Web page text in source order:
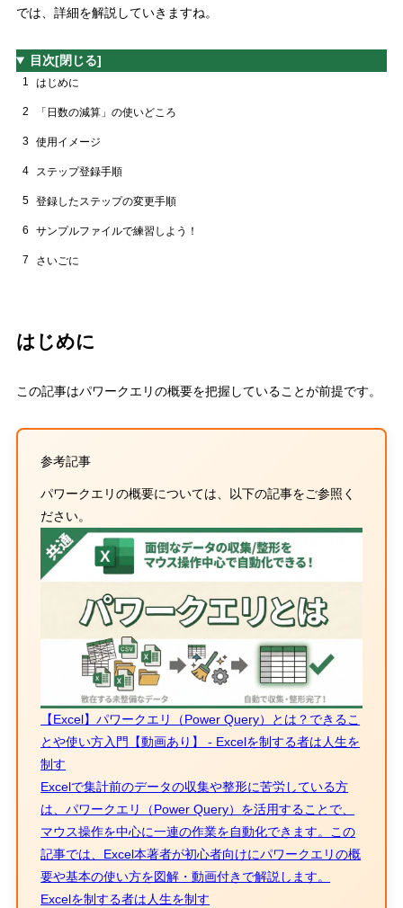
では、詳細を解説していきますね。
目次[閉じる]
1 はじめに
2 「日数の減算」の使いどころ
3 使用イメージ
4 ステップ登録手順
5 登録したステップの変更手順
6 サンプルファイルで練習しよう！
7 さいごに
はじめに
この記事はパワークエリの概要を把握していることが前提です。
参考記事
パワークエリの概要については、以下の記事をご参照く
ださい。
【Excel】パワークエリ（Power Query）とは？できるこ
とや使い方入門【動画あり】 - Excelを制する者は人生を
制す
Excelで集計前のデータの収集や整形に苦労している方
は、パワークエリ（Power Query）を活用することで、
マウス操作を中心に一連の作業を自動化できます。この
記事では、Excel本著者が初心者向けにパワークエリの概
要や基本の使い方を図解・動画付きで解説します。
Excelを制する者は人生を制す